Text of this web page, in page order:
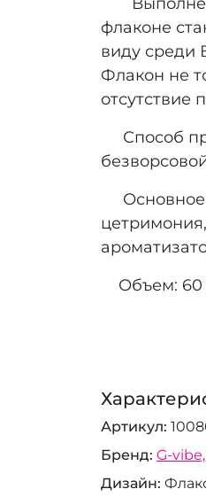
флаконе
виду среди
Флакон не
отсутствие
Способ
Основное
Объем: 60
Артикул
Бренд G-
Дизайн